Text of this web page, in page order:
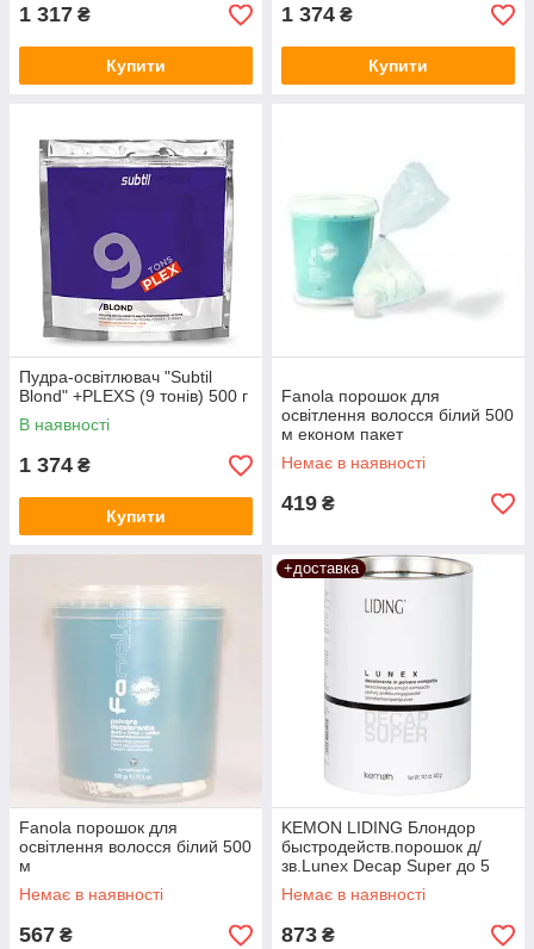
1 317 ₴
Купити
1 374 ₴
Купити
Пудра-освітлювач "Subtil
Blond" +PLEXS (9 тонів) 500 г
В наявності
1 374 ₴
Купити
Fanola порошок для
освітлення волосся білий 500
м економ пакет
Немає в наявності
419 ₴
Fanola порошок для
освітлення волосся білий 500
м
Немає в наявності
567 ₴
+доставка
KEMON LIDING Блондор
быстродейств.порошок д/
зв.Lunex Decap Super до 5
тонів
Немає в наявності
873 ₴